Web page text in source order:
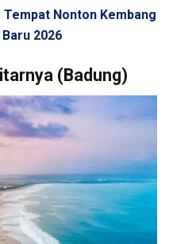
Nonton Kembang
2026
(Badung)